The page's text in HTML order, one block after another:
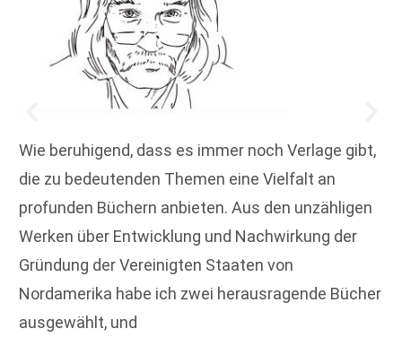
Wie beruhigend, dass es immer noch Verlage gibt,
die zu bedeutenden Themen eine Vielfalt an
profunden Büchern anbieten. Aus den unzähligen
Werken über Entwicklung und Nachwirkung der
Gründung der Vereinigten Staaten von
Nordamerika habe ich zwei herausragende Bücher
ausgewählt, und